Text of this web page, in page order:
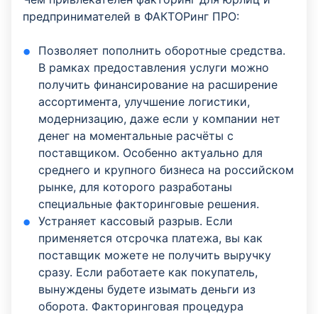
предпринимателей в ФАКТОРинг ПРО:
Позволяет пополнить оборотные средства.
В рамках предоставления услуги можно
получить финансирование на расширение
ассортимента, улучшение логистики,
модернизацию, даже если у компании нет
денег на моментальные расчёты с
поставщиком. Особенно актуально для
среднего и крупного бизнеса на российском
рынке, для которого разработаны
специальные факторинговые решения.
Устраняет кассовый разрыв. Если
применяется отсрочка платежа, вы как
поставщик можете не получить выручку
сразу. Если работаете как покупатель,
вынуждены будете изымать деньги из
оборота. Факторинговая процедура